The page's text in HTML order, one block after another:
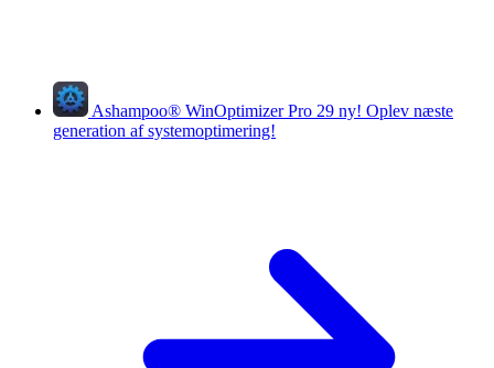
Ashampoo® WinOptimizer Pro 29 ny! Oplev næste
generation af systemoptimering!